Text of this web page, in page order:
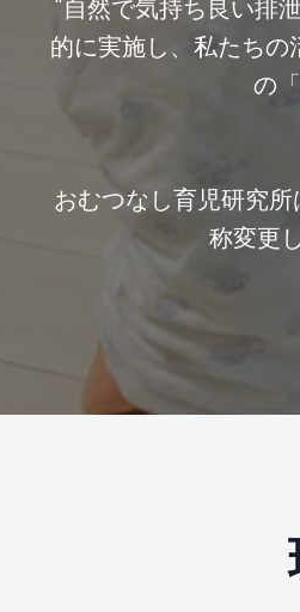
“自然で気持ち良い排
的に実施し、私たち
の
おむつなし育児研究
称変更